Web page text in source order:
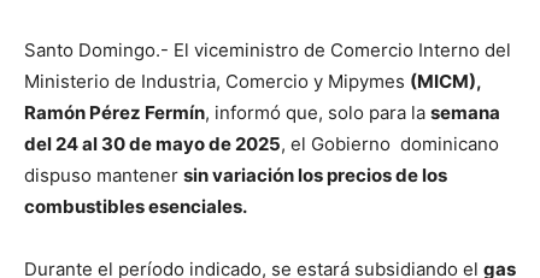
Santo Domingo.- El viceministro de Comercio Interno del
Ministerio de Industria, Comercio y Mipymes (MICM),
Ramón Pérez Fermín, informó que, solo para la semana
del 24 al 30 de mayo de 2025, el Gobierno dominicano
dispuso mantener sin variación los precios de los
combustibles esenciales.
Durante el período indicado, se estará subsidiando el gas